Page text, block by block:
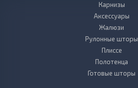
Карнизы
Аксессуары
Жалюзи
Рулонные шторы
Плиссе
Полотенца
Готовые шторы